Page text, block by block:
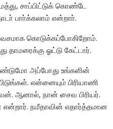
சாப்பிட்டுக் கொண்டே
பாா்க்கலாம் என்றாா்.
கொடுக்கப்போகிறோம்.
தாமரைக்கு ஓட்டு கேட்டார்.
அப்போது உங்களின்
என்னையும் பிரியாணி
ஆனால், நான் சைவ பிரியர்.
என்றார். நமீதாவின் எதார்த்தமான